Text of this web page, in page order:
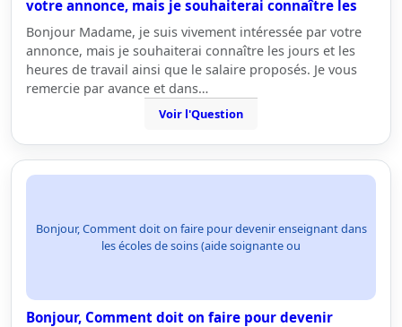
votre annonce, mais je souhaiterai connaître les
Bonjour Madame, je suis vivement intéressée par votre
annonce, mais je souhaiterai connaître les jours et les
heures de travail ainsi que le salaire proposés. Je vous
remercie par avance et dans…
Voir l'Question
Bonjour, Comment doit on faire pour devenir enseignant dans
les écoles de soins (aide soignante ou
Bonjour, Comment doit on faire pour devenir